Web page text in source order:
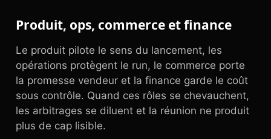
Produit, ops, commerce et finance
Le produit pilote le sens du lancement, les
opérations protègent le run, le commerce porte
la promesse vendeur et la finance garde le coût
sous contrôle. Quand ces rôles se chevauchent,
les arbitrages se diluent et la réunion ne produit
plus de cap lisible.